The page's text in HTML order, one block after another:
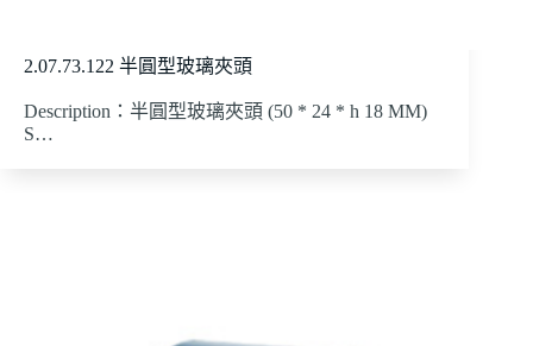
2.07.73.122 半圓型玻璃夾頭
Description：半圓型玻璃夾頭 (50 * 24 * h 18 MM)
S…